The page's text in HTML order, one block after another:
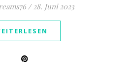
/ 28. Juni 2023